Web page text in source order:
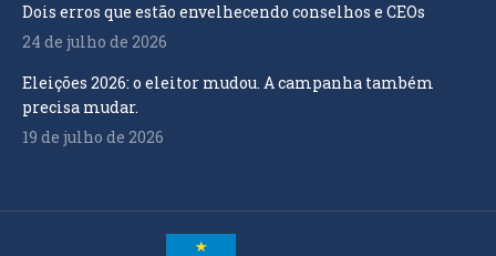
Dois erros que estão envelhecendo conselhos e CEOs
24 de julho de 2026
Eleições 2026: o eleitor mudou. A campanha também
precisa mudar.
19 de julho de 2026